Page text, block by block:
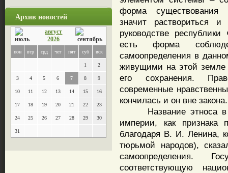
Архив новостей
август
2026
пон втр срд чет пят суб вск
1 2
3 4 5 6 7 8 9
10 11 12 13 14 15 16
17 18 19 20 21 22 23
24 25 26 27 28 29 30
31
форма существования
значит раствориться
руководстве республики
есть форма
самоопределения в
живущими на этой земле
его сохранения.
современные
кончилась и он вне закона.
Название этноса в
империи, как признака
благодаря В. И. Ленина,
тюрьмой народов),
самоопределения.
соответствующую